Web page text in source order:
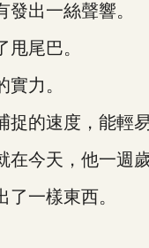
出一絲聲響。
尾巴。
力。
的速度，能輕易
今天，他一週歲
一樣東西。